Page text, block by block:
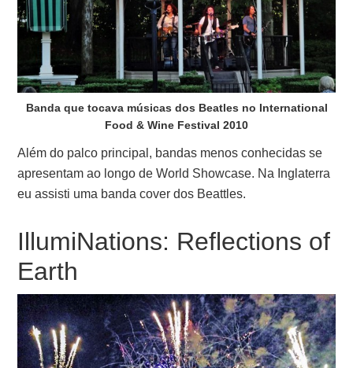
Banda que tocava músicas dos Beatles no International
Food & Wine Festival 2010
Além do palco principal, bandas menos conhecidas se
apresentam ao longo de World Showcase. Na Inglaterra
eu assisti uma banda cover dos Beattles.
IllumiNations: Reflections of
Earth